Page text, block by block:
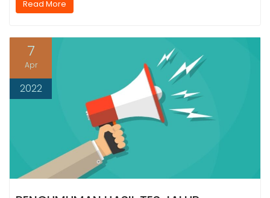
Read More
7
Apr
2022